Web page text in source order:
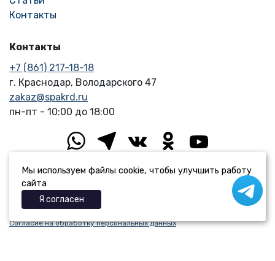
Контакты
Контакты
+7 (861) 217-18-18
г. Краснодар, Володарского 47
zakaz@spakrd.ru
пн-пт - 10:00 до 18:00
Согласие на обработку персональных данных
Мы используем файлы cookie, чтобы улучшить работу
сайта
Я согласен